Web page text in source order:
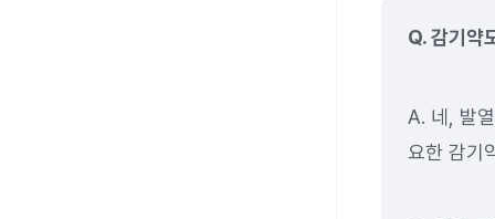
Q. 감기약
A. 네, 발
요한 감기